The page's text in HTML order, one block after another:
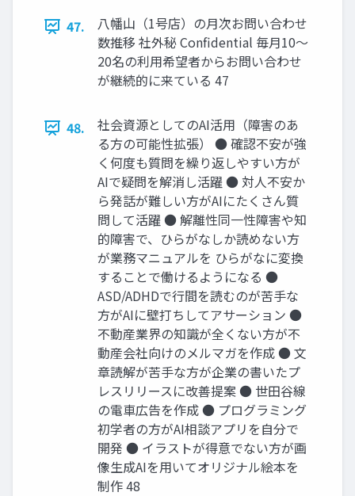
47.
八幡山（1号店）の月次お問い合わせ
数推移 社外秘 Confidential 毎月10〜
20名の利用希望者からお問い合わせ
が継続的に来ている 47
48.
社会資源としてのAI活用（障害のあ
る方の可能性拡張） ● 確認不安が強
く何度も質問を繰り返しやすい方が
AIで疑問を解消し活躍 ● 対人不安か
ら発話が難しい方がAIにたくさん質
問して活躍 ● 解離性同一性障害や知
的障害で、ひらがなしか読めない方
が業務マニュアルを ひらがなに変換
することで働けるようになる ●
ASD/ADHDで行間を読むのが苦手な
方がAIに壁打ちしてアサーション ●
不動産業界の知識が全くない方が不
動産会社向けのメルマガを作成 ● 文
章読解が苦手な方が企業の書いたプ
レスリリースに改善提案 ● 世田谷線
の電車広告を作成 ● プログラミング
初学者の方がAI相談アプリを自分で
開発 ● イラストが得意でない方が画
像生成AIを用いてオリジナル絵本を
制作 48